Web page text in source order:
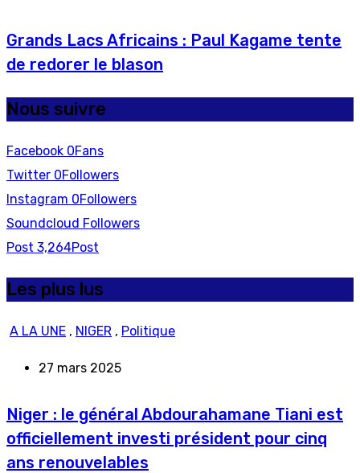
Grands Lacs Africains : Paul Kagame tente
de redorer le blason
Nous suivre
Facebook 0Fans
Twitter 0Followers
Instagram 0Followers
Soundcloud Followers
Post 3,264Post
Les plus lus
A LA UNE , NIGER , Politique
27 mars 2025
Niger : le général Abdourahamane Tiani est
officiellement investi président pour cinq
ans renouvelables